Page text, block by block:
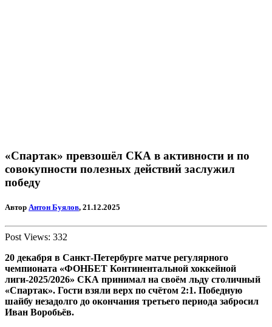
«Спартак» превзошёл СКА в активности и по
совокупности полезных действий заслужил
победу
Автор Антон Буялов, 21.12.2025
Post Views: 332
20 декабря в Санкт-Петербурге матче регулярного
чемпионата «ФОНБЕТ Континентальной хоккейной
лиги-2025/2026» СКА принимал на своём льду столичный
«Спартак». Гости взяли верх по счётом 2:1. Победную
шайбу незадолго до окончания третьего периода забросил
Иван Воробьёв.